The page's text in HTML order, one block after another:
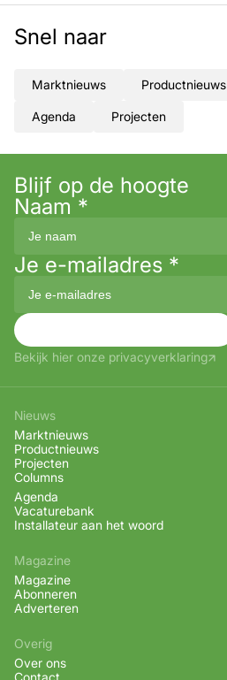
Snel naar
Marktnieuws Productnieuws
Agenda Projecten
Blijf op de hoogte
Naam *
Je e-mailadres *
Bekijk hier onze privacyverklaring
Nieuws
Marktnieuws
Productnieuws
Projecten
Columns
Agenda
Vacaturebank
Installateur aan het woord
Magazine
Magazine
Abonneren
Adverteren
Overig
Over ons